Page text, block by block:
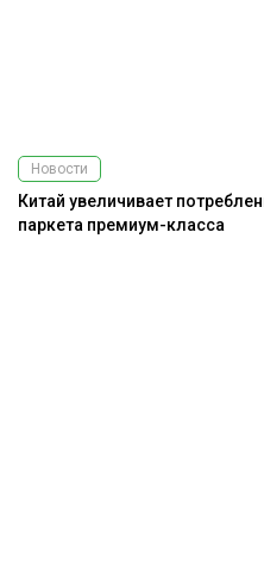
Новости
Китай увеличивает
паркета премиум-класса